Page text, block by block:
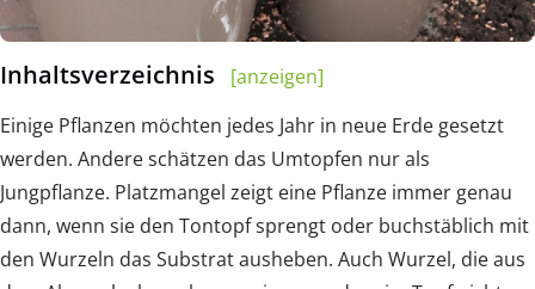
Inhaltsverzeichnis
[anzeigen]
Einige Pflanzen möchten jedes Jahr in neue Erde gesetzt
werden. Andere schätzen das Umtopfen nur als
Jungpflanze. Platzmangel zeigt eine Pflanze immer genau
dann, wenn sie den Tontopf sprengt oder buchstäblich mit
den Wurzeln das Substrat ausheben. Auch Wurzel, die aus